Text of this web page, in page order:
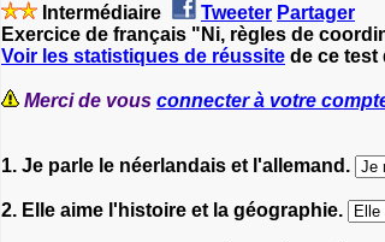
Intermédiaire Tweeter Partager
Exercice de français "Ni, règles de
Voir les statistiques de réussite de ce test
Merci de vous connecter à votre
1. Je parle le néerlandais et l'allemand.
2. Elle aime l'histoire et la géographie.